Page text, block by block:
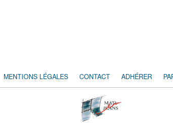
MENTIONS LÉGALES CONTACT ADHÉRER